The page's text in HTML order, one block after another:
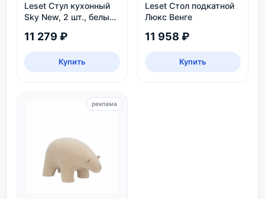
Leset Стул кухонный
Sky New, 2 шт., белый/
11 279 ₽
Купить
Leset Стол подкатной
Люкс Венге
11 958 ₽
Купить
реклама